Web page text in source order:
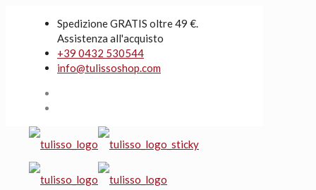
Spedizione GRATIS oltre 49 €.
Assistenza all'acquisto
+39 0432 530544
info@tulissoshop.com